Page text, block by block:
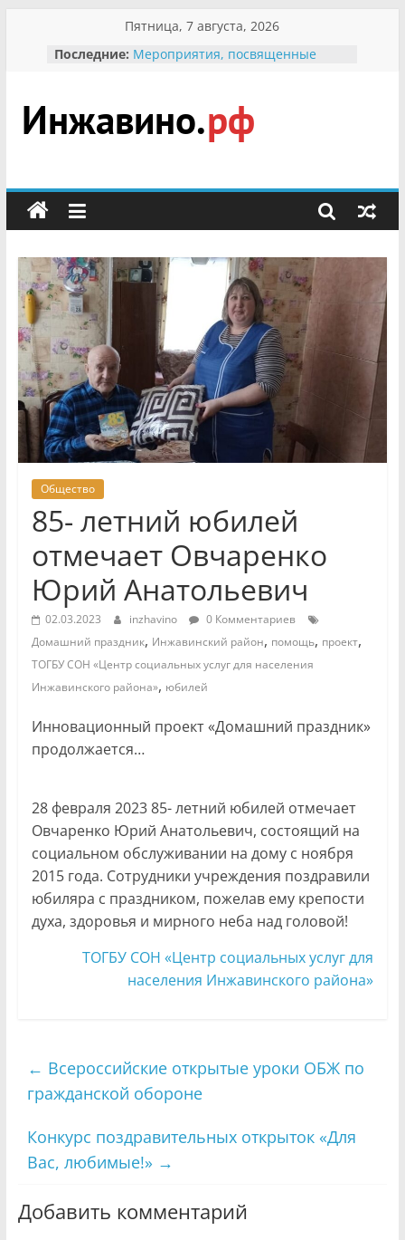
содержимому
Пятница, 7 августа, 2026
Последние: Мероприятия, посвященные
гражданин Инжавинского округа»
участнице Великой
Отечественной, фронтовичке
Безопасность в сети Интернет
мероприятии «Сохраним
первоцветы!»
В вольере Воронинского
заповедника родились крапчатые
суслики
Инжавино.рф
сельский
портал
Общество
85- летний юбилей
отмечает Овчаренко
Юрий Анатольевич
02.03.2023 inzhavino
0 Комментариев
Домашний праздник, Инжавинский район, помощь, проект,
ТОГБУ СОН «Центр социальных услуг для населения
Инжавинского района», юбилей
Инновационный проект «Домашний праздник»
продолжается…
28 февраля 2023 85- летний юбилей отмечает
Овчаренко Юрий Анатольевич, состоящий на
социальном обслуживании на дому с ноября
2015 года. Сотрудники учреждения поздравили
юбиляра с праздником, пожелав ему крепости
духа, здоровья и мирного неба над головой!
ТОГБУ СОН «Центр социальных услуг для
населения Инжавинского района»
← Всероссийские открытые уроки ОБЖ по
гражданской обороне
Конкурс поздравительных открыток «Для
Вас, любимые!» →
Добавить комментарий